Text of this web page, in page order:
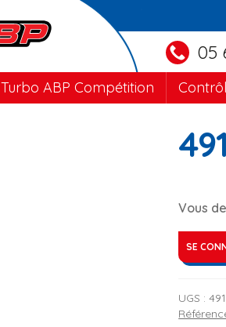
05
Turbo ABP Compétition
Vous
SE
UGS :